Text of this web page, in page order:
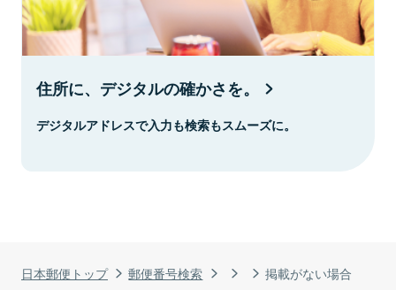
日本郵便トップ 郵便番号検索 掲載がない場合
住所に、デジタルの確かさを。
デジタルアドレスで入力も検索もスムーズに。